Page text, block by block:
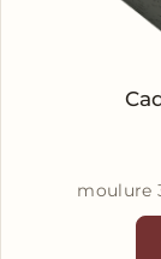
moulure